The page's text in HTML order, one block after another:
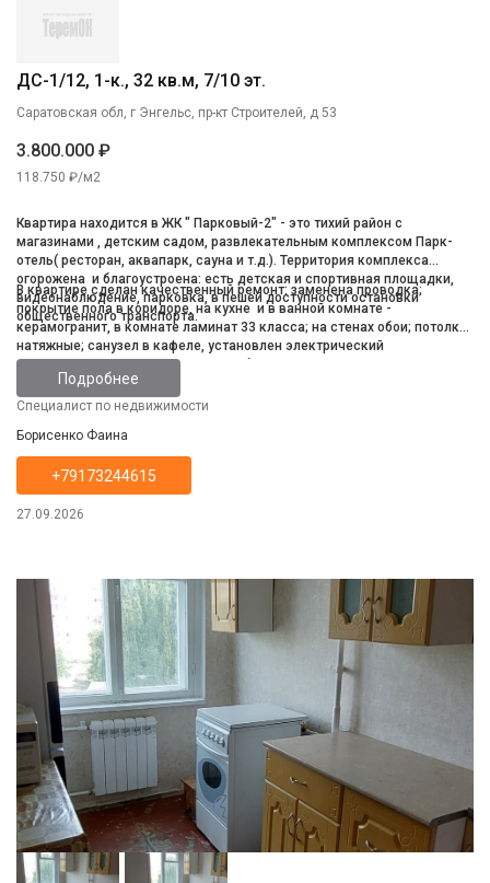
ДС-1/12, 1-к., 32 кв.м, 7/10 эт.
Саратовская обл, г Энгельс, пр-кт Строителей, д 53
3.800.000 ₽
118.750 ₽/м2
Квартира находится в ЖК " Парковый-2" - это тихий район с
магазинами , детским садом, развлекательным комплексом Парк-
отель( ресторан, аквапарк, сауна и т.д.). Территория комплекса
огорожена и благоустроена: есть детская и спортивная площадки,
видеонаблюдение, парковка, в пешей доступности остановки
общественного транспорта.
В квартире сделан качественный ремонт: заменена проводка;
покрытие пола в коридоре, на кухне и в ванной комнате -
керамогранит, в комнате ламинат 33 класса; на стенах обои; потолки
натяжные; санузел в кафеле, установлен электрический
полотенцесушитель, раковина, тумба, зеркало, вывод для
водонагревателя; лоджия завтеклена и тоже с отделкой( поднят пол
и застелен линолиумом, на стенах декоративная штукатурка). Мебели
Подробнее
Специалист по недвижимости
Борисенко Фаина
+79173244615
27.09.2026